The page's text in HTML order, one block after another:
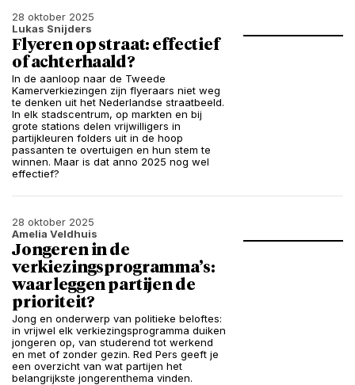
28 oktober 2025
Lukas Snijders
Flyeren op straat: effectief
of achterhaald?
In de aanloop naar de Tweede
Kamerverkiezingen zijn flyeraars niet weg
te denken uit het Nederlandse straatbeeld.
In elk stadscentrum, op markten en bij
grote stations delen vrijwilligers in
partijkleuren folders uit in de hoop
passanten te overtuigen en hun stem te
winnen. Maar is dat anno 2025 nog wel
effectief?
28 oktober 2025
Amelia Veldhuis
Jongeren in de
verkiezingsprogramma’s:
waar leggen partijen de
prioriteit?
Jong en onderwerp van politieke beloftes:
in vrijwel elk verkiezingsprogramma duiken
jongeren op, van studerend tot werkend
en met of zonder gezin. Red Pers geeft je
een overzicht van wat partijen het
belangrijkste jongerenthema vinden.